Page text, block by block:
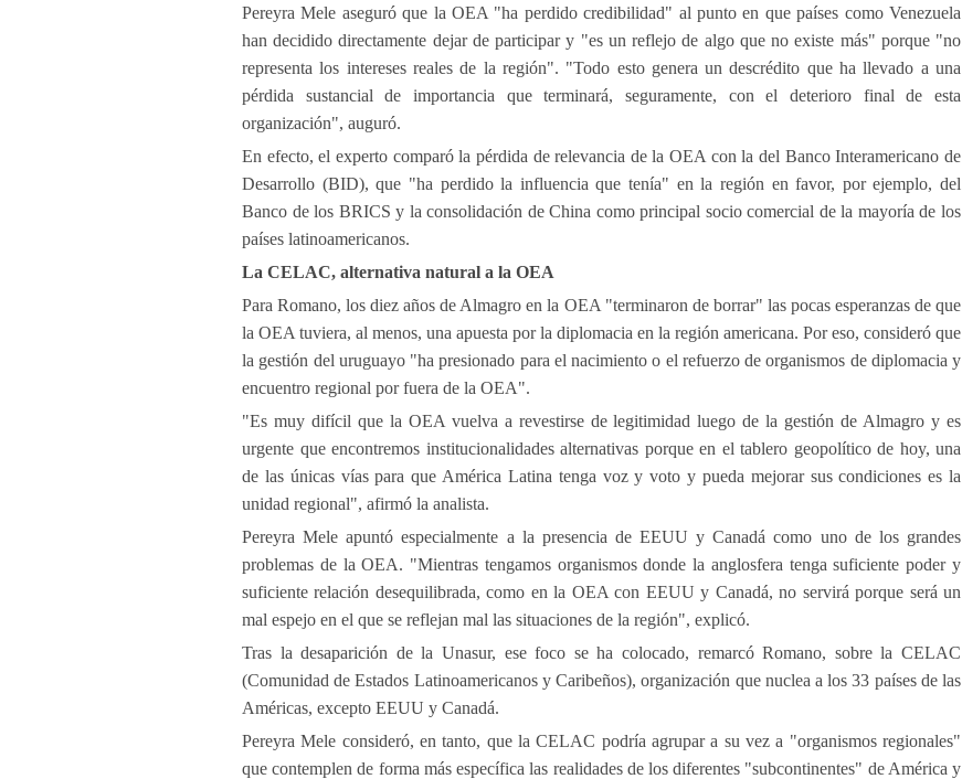
Pereyra Mele aseguró que la OEA "ha perdido credibilidad" al punto en que países como Venezuela
han decidido directamente dejar de participar y "es un reflejo de algo que no existe más" porque "no
representa los intereses reales de la región". "Todo esto genera un descrédito que ha llevado a una
pérdida sustancial de importancia que terminará, seguramente, con el deterioro final de esta
organización", auguró.
En efecto, el experto comparó la pérdida de relevancia de la OEA con la del Banco Interamericano de
Desarrollo (BID), que "ha perdido la influencia que tenía" en la región en favor, por ejemplo, del
Banco de los BRICS y la consolidación de China como principal socio comercial de la mayoría de los
países latinoamericanos.
La CELAC, alternativa natural a la OEA
Para Romano, los diez años de Almagro en la OEA "terminaron de borrar" las pocas esperanzas de que
la OEA tuviera, al menos, una apuesta por la diplomacia en la región americana. Por eso, consideró que
la gestión del uruguayo "ha presionado para el nacimiento o el refuerzo de organismos de diplomacia y
encuentro regional por fuera de la OEA".
"Es muy difícil que la OEA vuelva a revestirse de legitimidad luego de la gestión de Almagro y es
urgente que encontremos institucionalidades alternativas porque en el tablero geopolítico de hoy, una
de las únicas vías para que América Latina tenga voz y voto y pueda mejorar sus condiciones es la
unidad regional", afirmó la analista.
Pereyra Mele apuntó especialmente a la presencia de EEUU y Canadá como uno de los grandes
problemas de la OEA. "Mientras tengamos organismos donde la anglosfera tenga suficiente poder y
suficiente relación desequilibrada, como en la OEA con EEUU y Canadá, no servirá porque será un
mal espejo en el que se reflejan mal las situaciones de la región", explicó.
Tras la desaparición de la Unasur, ese foco se ha colocado, remarcó Romano, sobre la CELAC
(Comunidad de Estados Latinoamericanos y Caribeños), organización que nuclea a los 33 países de las
Américas, excepto EEUU y Canadá.
Pereyra Mele consideró, en tanto, que la CELAC podría agrupar a su vez a "organismos regionales"
que contemplen de forma más específica las realidades de los diferentes "subcontinentes" de América y